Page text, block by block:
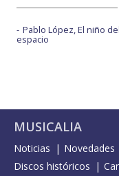
Pablo López, El niño del
espacio
MUSICALIA
Noticias Novedades
Discos históricos